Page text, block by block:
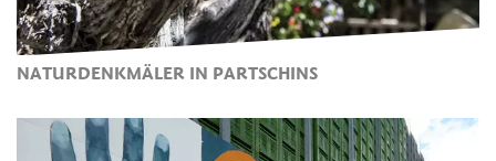
NATURDENKMÄLER IN PARTSCHINS